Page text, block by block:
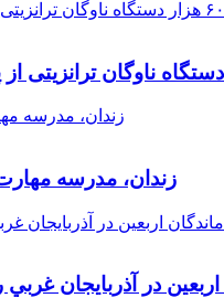
زندان، مدرسه
اربعين در آذربايجان